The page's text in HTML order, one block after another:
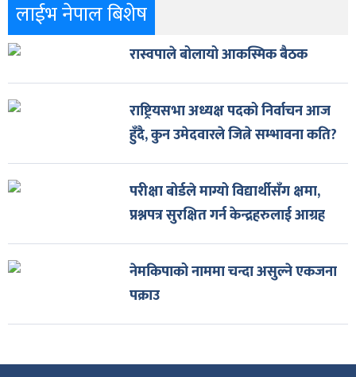
लाईभ नेपाल बिशेष
रास्वपाले बोलायो आकस्मिक बैठक
राष्ट्रियसभा अध्यक्ष पदको निर्वाचन आज
हुँदै, कुन उमेदवारले जित्ने सम्भावना कति?
परीक्षा बोर्डले माग्यो विद्यार्थीसँग क्षमा,
प्रश्नपत्र सुरक्षित गर्न केन्द्रहरुलाई आग्रह
नेमकिपाको नाममा चन्दा असुल्ने एकजना
पक्राउ